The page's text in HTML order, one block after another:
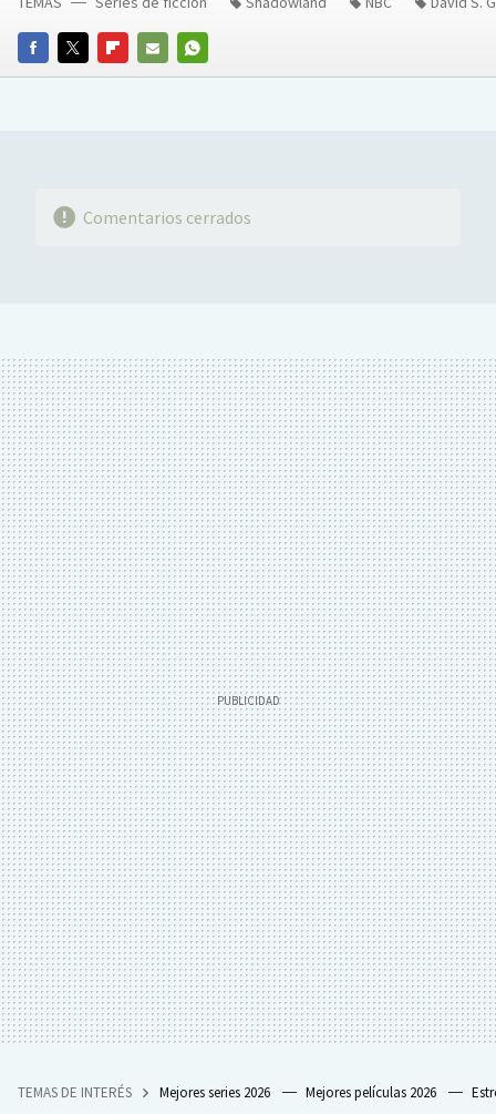
FACEBOOKTWITTERFLIPBOARD
E-
WHATSAPP
Comentarios cerrados
TEMAS DE INTERÉS Mejores series 2026 Mejores películas 2026